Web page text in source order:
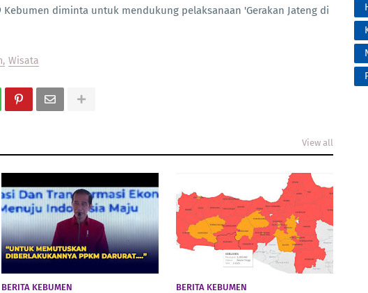
diminta untuk mendukung pelaksanaan 'Gerakan Jateng di
Wisata
View all
BERITA KEBUMEN BERITA KEBUMEN